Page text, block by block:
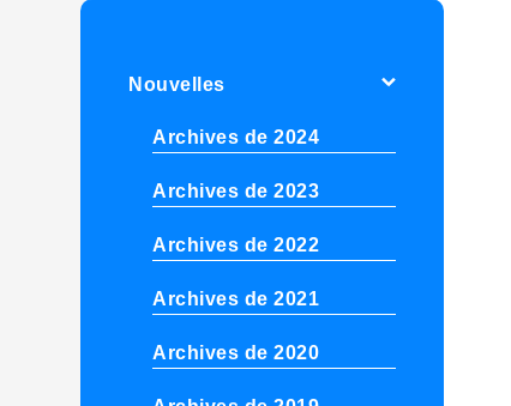
Nouvelles
Archives de 2024
Archives de 2023
Archives de 2022
Archives de 2021
Archives de 2020